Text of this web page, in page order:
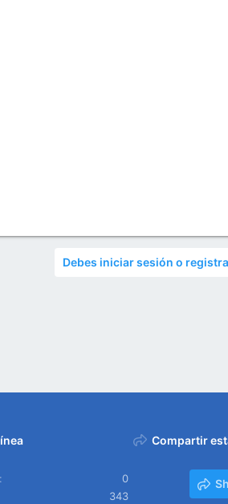
Debes iniciar sesión o
0
343
Compartir